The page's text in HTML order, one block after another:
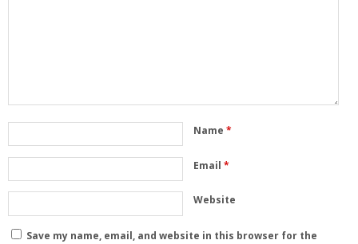
Name *
Email *
Website
Save my name, email, and website in this browser for the